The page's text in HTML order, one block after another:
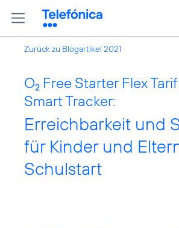
Zurück zu Blogartikel 2021
O2 Free Starter Flex
Smart Tracker:
Erreichbarkeit und
für Kinder und
Schulstart